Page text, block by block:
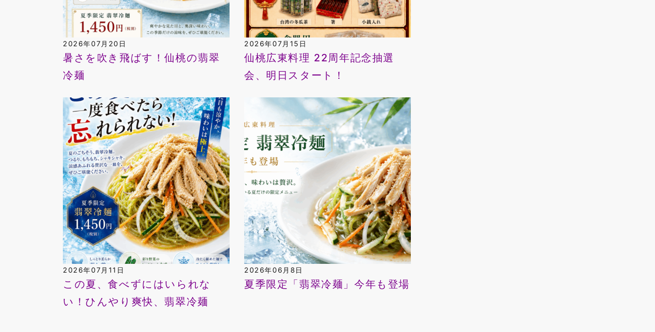
2026年07月20日
暑さを吹き飛ばす！仙桃の翡翠
冷麺
2026年07月15日
仙桃広東料理 22周年記念抽選
会、明日スタート！
2026年07月11日
この夏、食べずにはいられな
い！ひんやり爽快、翡翠冷麺
2026年06月8日
夏季限定「翡翠冷麺」今年も登場